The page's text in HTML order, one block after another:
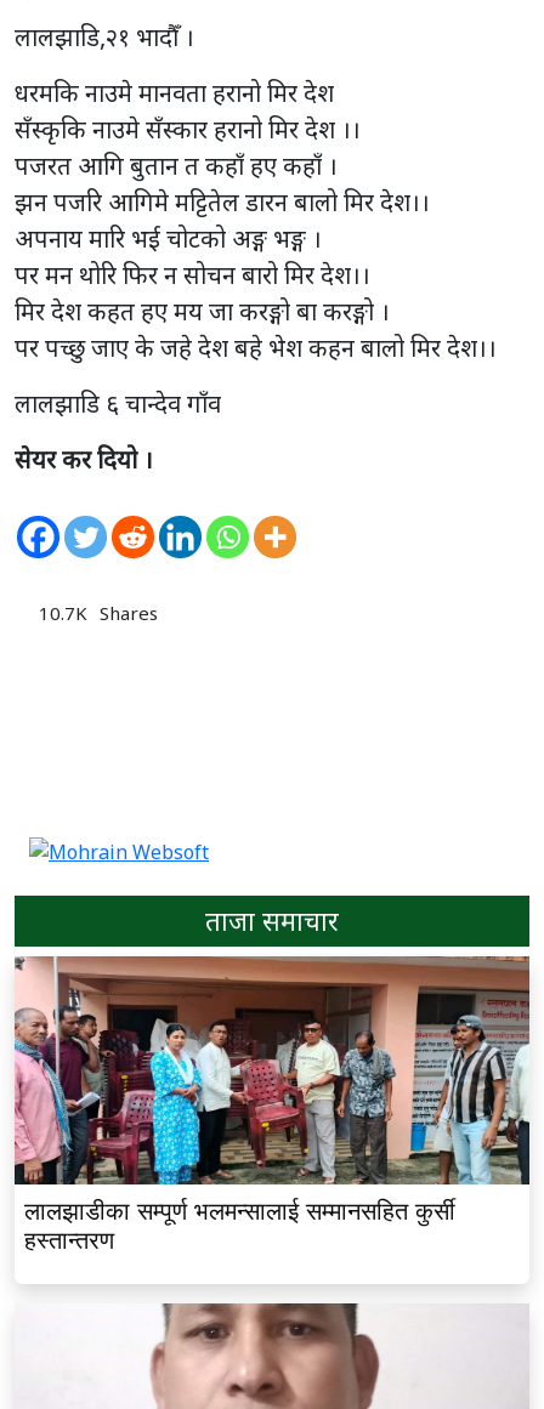
लालझाडि,२१ भादाैँ ।
धरमकि नाउमे मानवता हरानो मिर देश
सँस्कृकि नाउमे सँस्कार हरानो मिर देश ।।
पजरत आगि बुतान त कहाँ हए कहाँ ।
झन पजरि आगिमे मट्टितेल डारन बालो मिर देश।।
अपनाय मारि भई चोटको अङ्ग भङ्ग ।
पर मन थोरि फिर न सोचन बारो मिर देश।।
मिर देश कहत हए मय जा करङ्गो बा करङ्गो ।
पर पच्छु जाए के जहे देश बहे भेश कहन बालो मिर देश।।
लालझाडि ६ चान्देव गाँव
सेयर कर दियो ।
10.7K Shares
ताजा समाचार
लालझाडीका सम्पूर्ण भलमन्सालाई सम्मानसहित कुर्सी
हस्तान्तरण